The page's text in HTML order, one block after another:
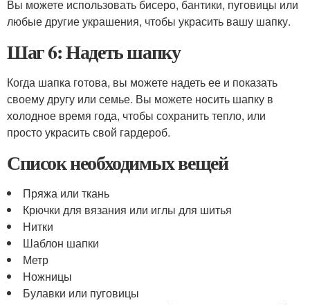
Вы можете использовать бисеро, бантики, пуговицы или
любые другие украшения, чтобы украсить вашу шапку.
Шаг 6: Надеть шапку
Когда шапка готова, вы можете надеть ее и показать
своему другу или семье. Вы можете носить шапку в
холодное время года, чтобы сохранить тепло, или
просто украсить свой гардероб.
Список необходимых вещей
Пряжа или ткань
Крючки для вязания или иглы для шитья
Нитки
Шаблон шапки
Метр
Ножницы
Булавки или пуговицы